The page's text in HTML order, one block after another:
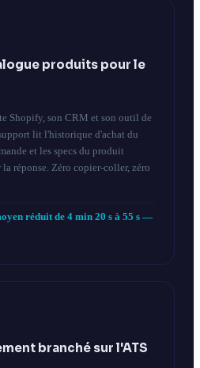
produits pour le
Shopify, son CRM et son outil de
lit l'historique d'achat du
et les specs du produit
réponse. Zéro copier-coller, zéro
réduit de 4 min 20 s à 55 s —
branché sur l'ATS